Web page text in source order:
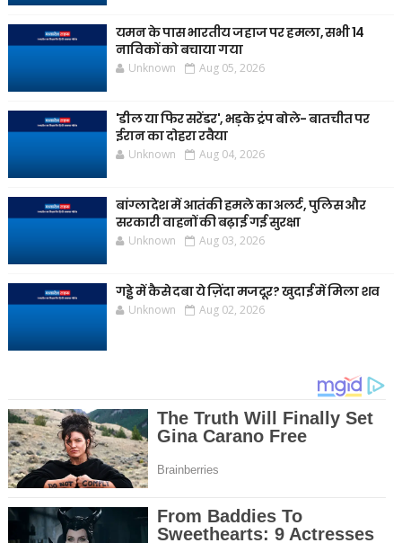
यमन के पास भारतीय जहाज पर हमला, सभी 14
नाविकों को बचाया गया
Unknown Aug 05, 2026
'डील या फिर सरेंडर', भड़के ट्रंप बोले- बातचीत पर
ईरान का दोहरा रवैया
Unknown Aug 04, 2026
बांग्लादेश में आतंकी हमले का अलर्ट, पुलिस और
सरकारी वाहनों की बढ़ाई गई सुरक्षा
Unknown Aug 03, 2026
गड्ढे में कैसे दबा ये ज़िंदा मजदूर? खुदाई में मिला शव
Unknown Aug 02, 2026